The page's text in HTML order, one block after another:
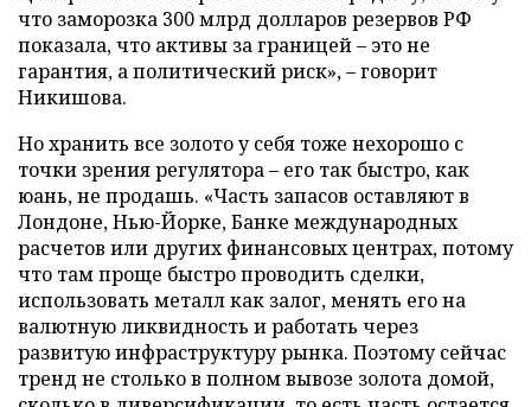
что заморозка 300 млрд долларов резервов РФ
показала, что активы за границей – это не
гарантия, а политический риск», – говорит
Никишова.
Но хранить все золото у себя тоже нехорошо с
точки зрения регулятора – его так быстро, как
юань, не продашь. «Часть запасов оставляют в
Лондоне, Нью-Йорке, Банке международных
расчетов или других финансовых центрах, потому
что там проще быстро проводить сделки,
использовать металл как залог, менять его на
валютную ликвидность и работать через
развитую инфраструктуру рынка. Поэтому сейчас
тренд не столько в полном вывозе золота домой,